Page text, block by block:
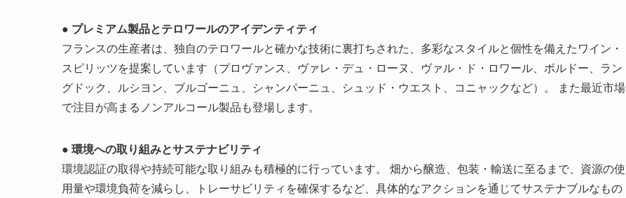
● プレミアム製品とテロワールのアイデンティティ
フランスの生産者は、独自のテロワールと確かな技術に裏打ちされた、多彩なスタイルと個性を備えたワイン・
スピリッツを提案しています（プロヴァンス、ヴァレ・デュ・ローヌ、ヴァル・ド・ロワール、ボルドー、ラン
グドック、ルシヨン、ブルゴーニュ、シャンパーニュ、シュッド・ウエスト、コニャックなど）。 また最近市場
で注目が高まるノンアルコール製品も登場します。
● 環境への取り組みとサステナビリティ
環境認証の取得や持続可能な取り組みも積極的に行っています。 畑から醸造、包装・輸送に至るまで、資源の使
用量や環境負荷を減らし、トレーサビリティを確保するなど、具体的なアクションを通じてサステナブルなもの